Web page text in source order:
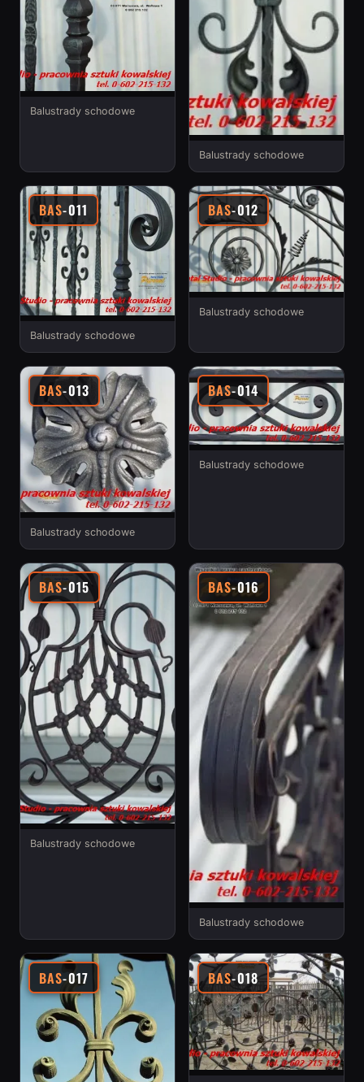
Balustrady schodowe
Balustrady schodowe
BAS-011
Balustrady schodowe
BAS-012
Balustrady schodowe
BAS-013
Balustrady schodowe
BAS-014
Balustrady schodowe
BAS-015
Balustrady schodowe
BAS-016
Balustrady schodowe
BAS-017 BAS-018